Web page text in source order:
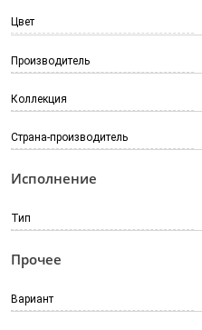
Цвет
Производитель
Коллекция
Страна-производитель
Исполнение
Тип
Прочее
Вариант